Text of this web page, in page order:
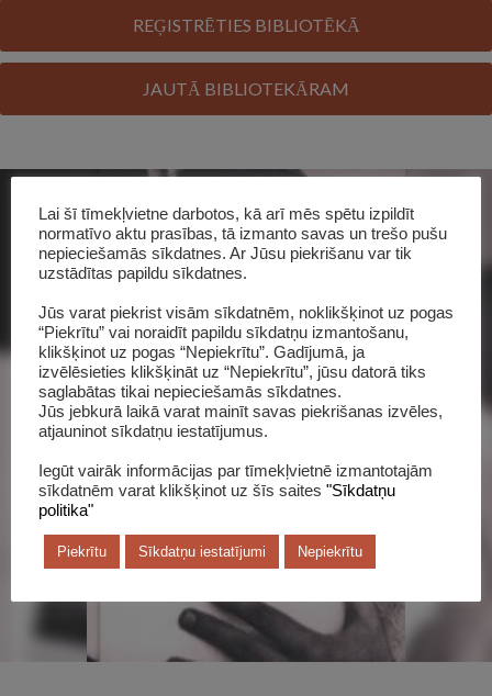
REĢISTRĒTIES BIBLIOTĒKĀ
JAUTĀ BIBLIOTEKĀRAM
Šī grāmata katalogā
Lai šī tīmekļvietne darbotos, kā arī mēs spētu izpildīt
normatīvo aktu prasības, tā izmanto savas un trešo pušu
nepieciešamās sīkdatnes. Ar Jūsu piekrišanu var tik
uzstādītas papildu sīkdatnes.
Jūs varat piekrist visām sīkdatnēm, noklikšķinot uz pogas
“Piekrītu” vai noraidīt papildu sīkdatņu izmantošanu,
klikšķinot uz pogas “Nepiekrītu”. Gadījumā, ja
izvēlēsieties klikšķināt uz “Nepiekrītu”, jūsu datorā tiks
saglabātas tikai nepieciešamās sīkdatnes.
Jūs jebkurā laikā varat mainīt savas piekrišanas izvēles,
atjauninot sīkdatņu iestatījumus.
Iegūt vairāk informācijas par tīmekļvietnē izmantotajām
sīkdatnēm varat klikšķinot uz šīs saites "Sīkdatņu
politika"
Piekrītu Sīkdatņu iestatījumi Nepiekrītu